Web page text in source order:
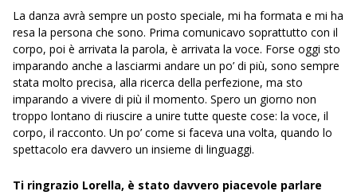
La danza avrà sempre un posto speciale, mi ha formata e mi ha
resa la persona che sono. Prima comunicavo soprattutto con il
corpo, poi è arrivata la parola, è arrivata la voce. Forse oggi sto
imparando anche a lasciarmi andare un po’ di più, sono sempre
stata molto precisa, alla ricerca della perfezione, ma sto
imparando a vivere di più il momento. Spero un giorno non
troppo lontano di riuscire a unire tutte queste cose: la voce, il
corpo, il racconto. Un po’ come si faceva una volta, quando lo
spettacolo era davvero un insieme di linguaggi.
Ti ringrazio Lorella, è stato davvero piacevole parlare